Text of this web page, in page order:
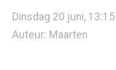
Dinsdag 20 juni,
Auteur: Maarten